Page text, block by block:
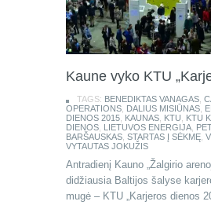
Kaune vyko KTU
TAGS: BENEDIKTAS VANAGAS
OPERATIONS DALIUS MISIŪNAS
DIENOS 2015 KAUNAS KTU
KTU
DIENOS LIETUVOS ENERGIJA
BARŠAUSKAS STARTAS Į SĖKMĘ
VYTAUTAS JOKUŽIS
Antradienį Kauno „Žalgirio
didžiausia Baltijos šalyse
mugė – KTU „Karjeros dienos